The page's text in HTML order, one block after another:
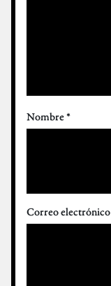
Nombre*
Correo electrónico